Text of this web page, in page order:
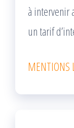
à intervenir
un tarif
MENTIONS